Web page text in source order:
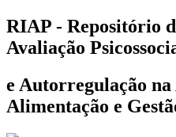
RIAP - Repositório
Avaliação
e Autorregulação
Alimentação e